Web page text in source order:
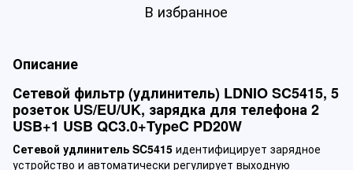
В избранное
Описание
Сетевой фильтр (удлинитель) LDNIO SC5415, 5
розеток US/EU/UK, зарядка для телефона 2
USB+1 USB QC3.0+TypeC PD20W
Сетевой удлинитель SC5415 идентифицирует зарядное
устройство и автоматически регулирует выходную